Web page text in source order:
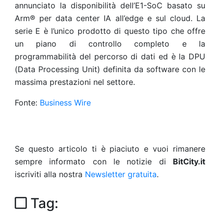
annunciato la disponibilità dell’E1-SoC basato su
Arm® per data center IA all’edge e sul cloud. La
serie E è l’unico prodotto di questo tipo che offre
un piano di controllo completo e la
programmabilità del percorso di dati ed è la DPU
(Data Processing Unit) definita da software con le
massima prestazioni nel settore.
Fonte: Business Wire
Se questo articolo ti è piaciuto e vuoi rimanere
sempre informato con le notizie di BitCity.it
iscriviti alla nostra Newsletter gratuita.
Tag: